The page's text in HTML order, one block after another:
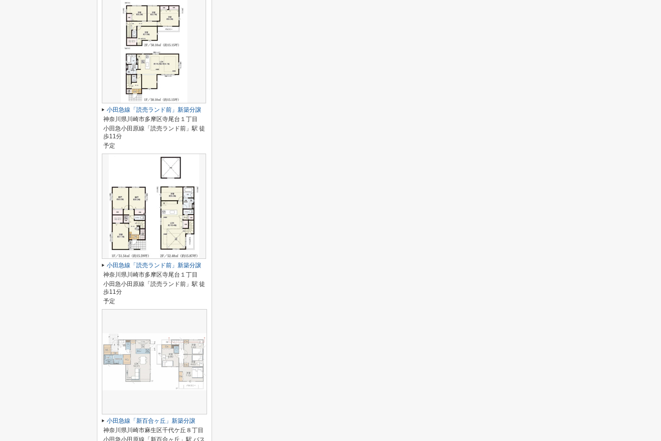
小田急線「読売ランド前」新築分譲
神奈川県川崎市多摩区寺尾台１丁目
小田急小田原線「読売ランド前」駅 徒
歩11分
予定
小田急線「読売ランド前」新築分譲
神奈川県川崎市多摩区寺尾台１丁目
小田急小田原線「読売ランド前」駅 徒
歩11分
予定
小田急線「新百合ヶ丘」新築分譲
神奈川県川崎市麻生区千代ケ丘８丁目
小田急小田原線「新百合ヶ丘」駅 バス